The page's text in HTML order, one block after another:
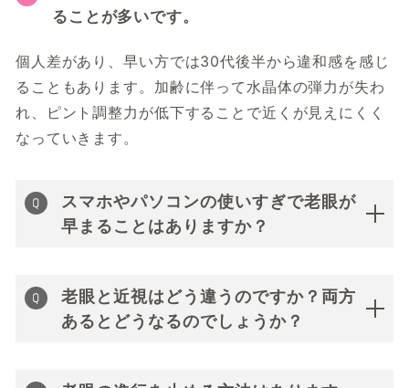
ることが多いです。
個人差があり、早い方では30代後半から違和感を感じ
ることもあります。加齢に伴って水晶体の弾力が失わ
れ、ピント調整力が低下することで近くが見えにくく
なっていきます。
スマホやパソコンの使いすぎで老眼が
早まることはありますか？
老眼と近視はどう違うのですか？両方
あるとどうなるのでしょうか？